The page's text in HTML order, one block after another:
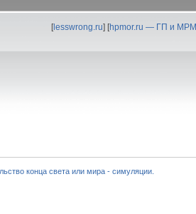
[lesswrong.ru] [hpmor.ru — ГП и МРМ
конца света или мира - симуляции.